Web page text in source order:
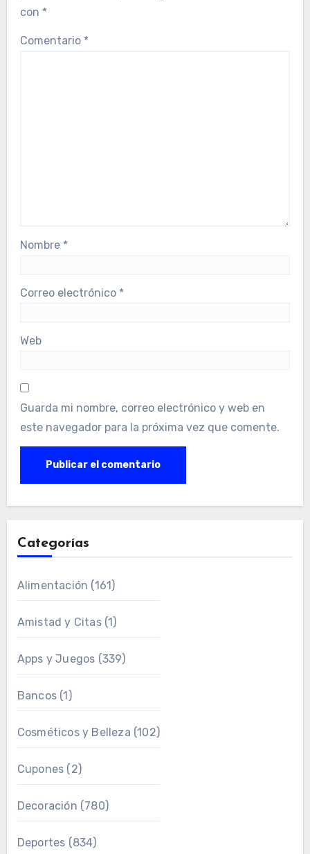
con *
Comentario *
Nombre *
Correo electrónico *
Web
Guarda mi nombre, correo electrónico y web en
este navegador para la próxima vez que comente.
Categorías
Alimentación (161)
Amistad y Citas(1)
Apps y Juegos (339)
Bancos(1)
Cosméticos y Belleza (102)
Cupones (2)
Decoración (780)
Deportes (834)